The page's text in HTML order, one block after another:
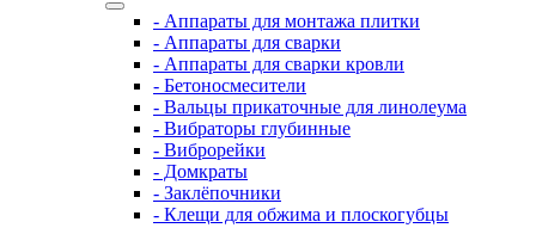
- Аппараты для монтажа плитки
- Аппараты для сварки
- Аппараты для сварки кровли
- Бетоносмесители
- Вальцы прикаточные для линолеума
- Вибраторы глубинные
- Виброрейки
- Домкраты
- Заклёпочники
- Клещи для обжима и плоскогубцы